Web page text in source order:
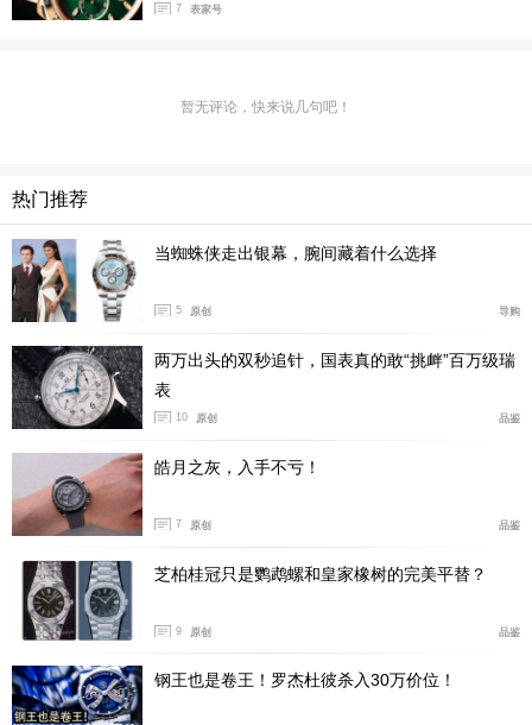
Model Y绝对是一款神车，之前和以后的特斯拉新款上市
可能都很难超越它的高度。元旦上市的第一天，总预定4
万辆，按单价35万算，这就是140个亿。这个数字超越了
历峰集团（Richemont）在中国一年的销售总和，包括卡
地亚，江诗丹顿，万国，积家等10个品牌。而钟表行业扛
把子的劳力士，去年在全球的销售也就是200亿出头。
蔚来去年的发展不错，市值碾压百年汽车品牌无数比如通
用大众。但不能否认蔚来的品牌价值和特斯拉尚有较大差
距，尤其对追求品质生活的女性白领而言，国产品牌依然
是能避则避的选择。因此，朋友的老婆最初对蔚来品牌或
EC6并没有什么好感。
但这次试驾让他们的购车决定变得复杂起来。首先，EC6
是一部驾驶感丝滑的纯电汽车，体感不输Model Y。其
7 表家号
暂无评论，快来说几句吧！
热门推荐
当蜘蛛侠走出银幕，腕间藏着什么选择
5 原创 导购
两万出头的双秒追针，国表真的敢“挑衅”百万级瑞
表
10 原创 品鉴
皓月之灰，入手不亏！
7 原创 品鉴
芝柏桂冠只是鹦鹉螺和皇家橡树的完美平替？
9 原创 品鉴
钢王也是卷王！罗杰杜彼杀入30万价位！